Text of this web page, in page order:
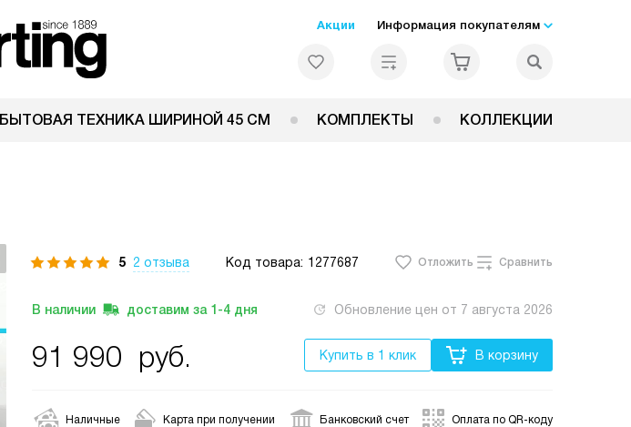
Акции Информация покупателям
БЫТОВАЯ ТЕХНИКА ШИРИНОЙ 45 СМ КОМПЛЕКТЫ КОЛЛЕКЦИИ
5 2 отзыва Код товара: 1277687 Отложить Сравнить
В наличии доставим за 1-4 дня Обновление цен от 7 августа 2026
91 990 руб. Купить в 1 клик В корзину
Наличные Карта при получении Банковский счет Оплата по QR-коду